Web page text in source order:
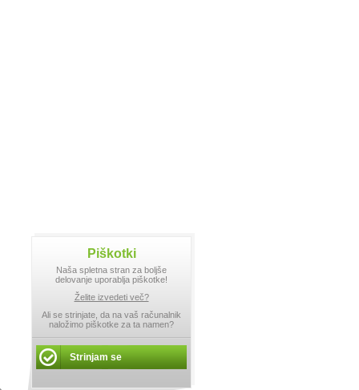
Piškotki
Naša spletna stran za boljše
delovanje uporablja piškotke!
Želite izvedeti več?
Ali se strinjate, da na vaš računalnik
naložimo piškotke za ta namen?
Strinjam se